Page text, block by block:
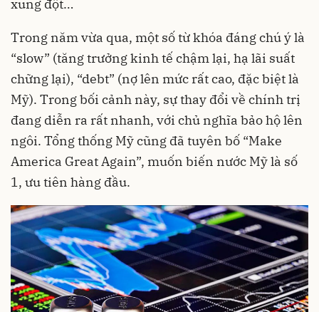
xung đột…
Trong năm vừa qua, một số từ khóa đáng chú ý là
“slow” (tăng trưởng kinh tế chậm lại, hạ lãi suất
chững lại), “debt” (nợ lên mức rất cao, đặc biệt là
Mỹ). Trong bối cảnh này, sự thay đổi về chính trị
đang diễn ra rất nhanh, với chủ nghĩa bảo hộ lên
ngôi. Tổng thống Mỹ cũng đã tuyên bố “Make
America Great Again”, muốn biến nước Mỹ là số
1, ưu tiên hàng đầu.